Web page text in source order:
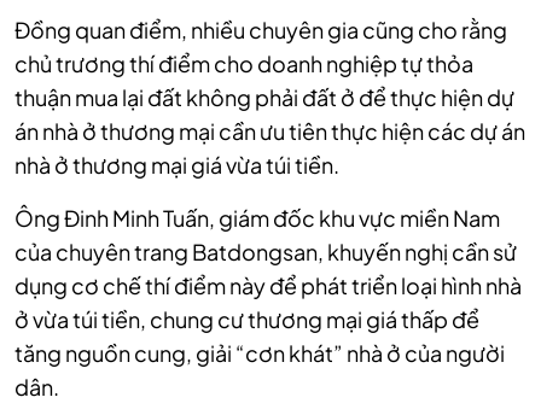
Đồng quan điểm, nhiều chuyên gia cũng cho rằng
chủ trương thí điểm cho doanh nghiệp tự thỏa
thuận mua lại đất không phải đất ở để thực hiện dự
án nhà ở thương mại cần ưu tiên thực hiện các dự án
nhà ở thương mại giá vừa túi tiền.
Ông Đinh Minh Tuấn, giám đốc khu vực miền Nam
của chuyên trang Batdongsan, khuyến nghị cần sử
dụng cơ chế thí điểm này để phát triển loại hình nhà
ở vừa túi tiền, chung cư thương mại giá thấp để
tăng nguồn cung, giải “cơn khát” nhà ở của người
dân.